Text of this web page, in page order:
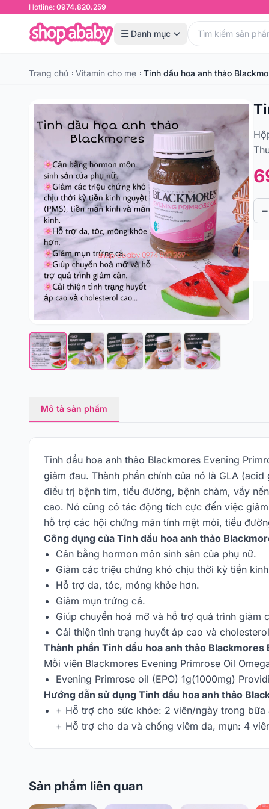
Hotline: 0974.820.259
Danh mục
Trang chủ Vitamin cho mẹ Tinh dầu hoa anh thảo
−
Mô tả sản phẩm
Tinh dầu hoa anh thảo Blackmores Evening
giảm đau. Thành phần chính của nó là GLA
điều trị bệnh tim, tiểu đường, bệnh chàm, vẩy
cao. Nó cũng có tác động tích cực đến việc
hỗ trợ các hội chứng mãn tính mệt mỏi, tiểu
Công dụng của Tinh dầu hoa anh thảo
Cân bằng hormon môn sinh sản của phụ nữ.
Giảm các triệu chứng khó chịu thời kỳ tiền
Hỗ trợ da, tóc, móng khỏe hơn.
Giảm mụn trứng cá.
Giúp chuyển hoá mỡ và hỗ trợ quá trình giảm
Cải thiện tình trạng huyết áp cao và
Thành phần Tinh dầu hoa anh thảo
Mỗi viên Blackmores Evening Primrose Oil
Evening Primrose oil (EPO) 1g(1000mg)
Hướng dẫn sử dụng Tinh dầu hoa anh thảo
+ Hỗ trợ cho sức khỏe: 2 viên/ngày trong bữa
+ Hỗ trợ cho da và chống viêm da, mụn: 4
Sản phẩm liên quan